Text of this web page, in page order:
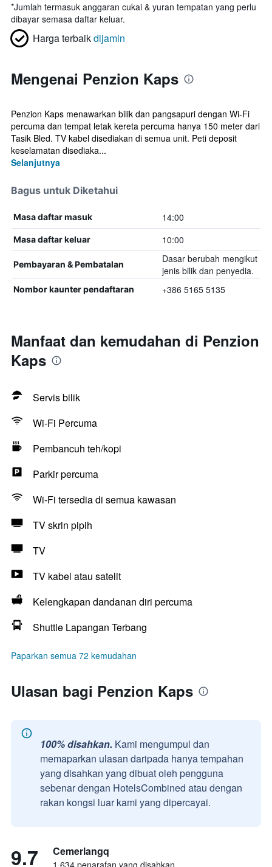
*Jumlah termasuk anggaran cukai & yuran tempatan yang perlu
dibayar semasa daftar keluar.
Harga terbaikdijamin
Mengenai Penzion Kaps
Penzion Kaps menawarkan bilik dan pangsapuri dengan Wi-Fi
percuma dan tempat letak kereta percuma hanya 150 meter dari
Tasik Bled. TV kabel disediakan di semua unit. Peti deposit
keselamatan disediaka...
Selanjutnya
Bagus untuk Diketahui
Masa daftar masuk 14:00
Masa daftar keluar 10:00
Pembayaran & Pembatalan
Dasar berubah mengikut
jenis bilik dan penyedia.
Nombor kaunter pendaftaran +386 5165 5135
Manfaat dan kemudahan di Penzion
Kaps
Servis bilik
Wi-Fi Percuma
Pembancuh teh/kopi
Parkir percuma
Wi-Fi tersedia di semua kawasan
TV skrin pipih
TV
TV kabel atau satelit
Kelengkapan dandanan diri percuma
Shuttle Lapangan Terbang
Paparkan semua 72 kemudahan
Ulasan bagi Penzion Kaps
100% disahkan. Kami mengumpul dan
memaparkan ulasan daripada hanya tempahan
yang disahkan yang dibuat oleh pengguna
sebenar dengan HotelsCombined atau dengan
rakan kongsi luar kami yang dipercayai.
9.7 Cemerlangq
1,634 penarafan yang disahkan